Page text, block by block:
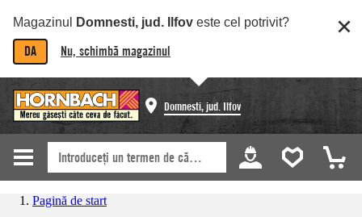
Magazinul Domnesti, jud. Ilfov este cel potrivit?
DA Nu, schimbă magazinul
Domnesti, jud. Ilfov
Pagină de start